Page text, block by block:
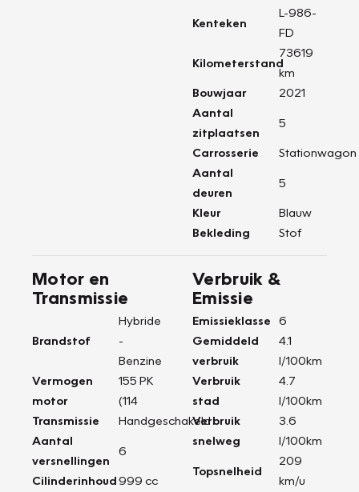
Kenteken
L-986-
FD
Kilometerstand
73619
km
Bouwjaar
2021
Aantal
zitplaatsen
5
Carrosserie
Stationwagon
Aantal
deuren
5
Kleur
Blauw
Bekleding
Stof
Motor en
Transmissie
Brandstof
Hybride
-
Benzine
Vermogen
motor
155 PK
(114
Transmissie
Handgeschakeld
Aantal
versnellingen
6
Cilinderinhoud999 cc
Verbruik &
Emissie
Emissieklasse
6
Gemiddeld
verbruik
4.1
l/100km
Verbruik
stad
4.7
l/100km
Verbruik
snelweg
3.6
l/100km
Topsnelheid
209
km/u